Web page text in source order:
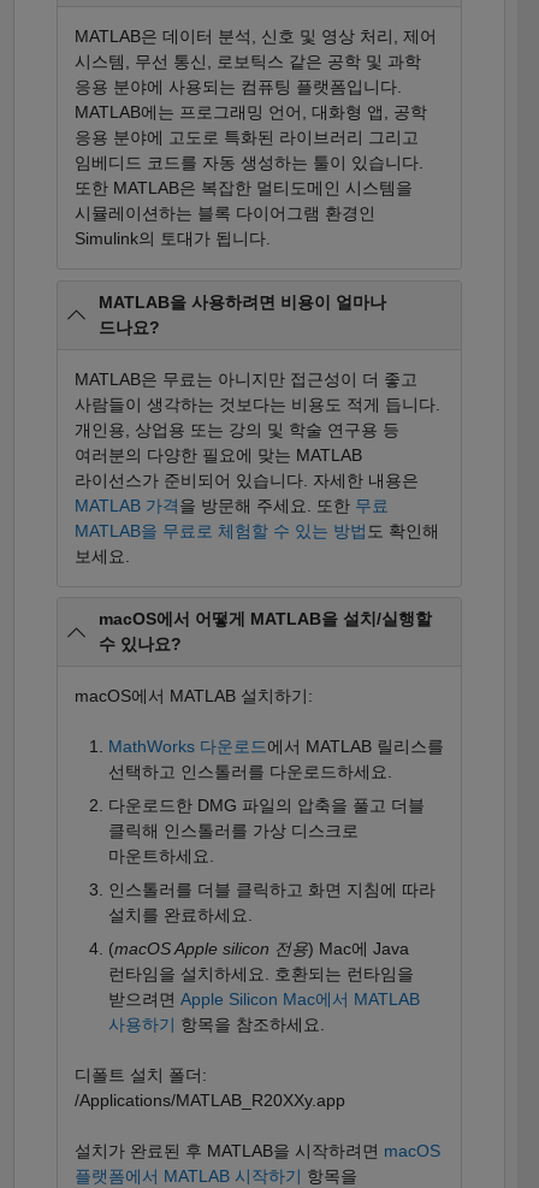
MATLAB은 데이터 분석, 신호 및 영상 처리, 제어
시스템, 무선 통신, 로보틱스 같은 공학 및 과학
응용 분야에 사용되는 컴퓨팅 플랫폼입니다.
MATLAB에는 프로그래밍 언어, 대화형 앱, 공학
응용 분야에 고도로 특화된 라이브러리 그리고
임베디드 코드를 자동 생성하는 툴이 있습니다.
또한 MATLAB은 복잡한 멀티도메인 시스템을
시뮬레이션하는 블록 다이어그램 환경인
Simulink의 토대가 됩니다.
MATLAB을 사용하려면 비용이 얼마나
드나요?
MATLAB은 무료는 아니지만 접근성이 더 좋고
사람들이 생각하는 것보다는 비용도 적게 듭니다.
개인용, 상업용 또는 강의 및 학술 연구용 등
여러분의 다양한 필요에 맞는 MATLAB
라이선스가 준비되어 있습니다. 자세한 내용은
MATLAB 가격을 방문해 주세요. 또한 무료
MATLAB을 무료로 체험할 수 있는 방법 도 확인해
보세요.
macOS에서 어떻게 MATLAB을 설치/실행할
수 있나요?
macOS에서 MATLAB 설치하기:
MathWorks 다운로드에서 MATLAB 릴리스를
선택하고 인스톨러를 다운로드하세요.
다운로드한 DMG 파일의 압축을 풀고 더블
클릭해 인스톨러를 가상 디스크로
마운트하세요.
인스톨러를 더블 클릭하고 화면 지침에 따라
설치를 완료하세요.
(macOS Apple silicon 전용) Mac에 Java
런타임을 설치하세요. 호환되는 런타임을
받으려면 Apple Silicon Mac에서 MATLAB
사용하기 항목을 참조하세요.
디폴트 설치 폴더:
/Applications/MATLAB_R20XXy.app
설치가 완료된 후 MATLAB을 시작하려면 macOS
플랫폼에서 MATLAB 시작하기 항목을